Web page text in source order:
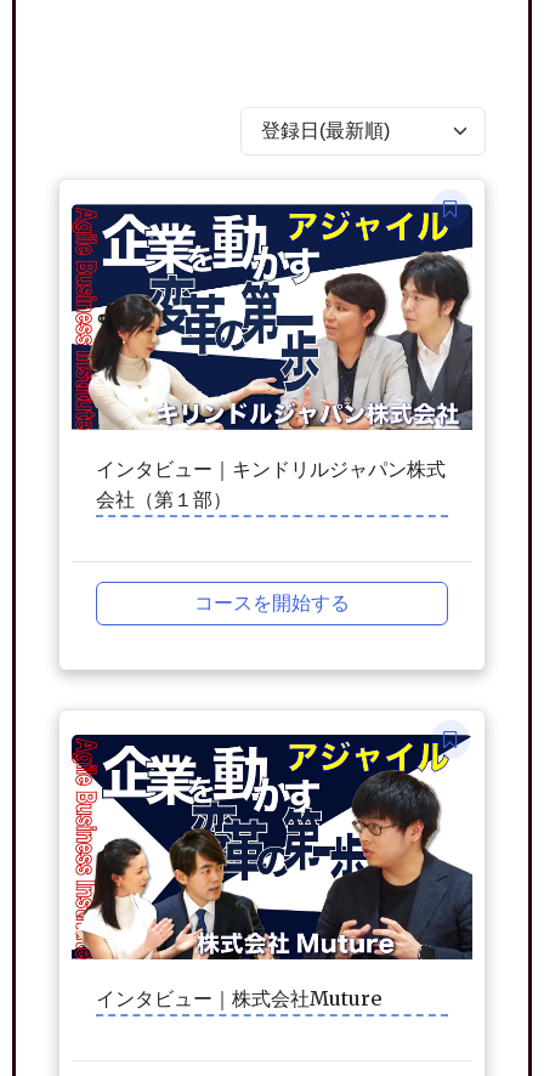
インタビュー｜キンドリルジャパン株式
会社（第１部）
コースを開始する
インタビュー｜株式会社Muture